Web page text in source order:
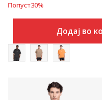
Попуст30%
Додај во